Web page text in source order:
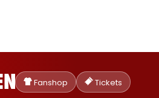
Fanshop Tickets